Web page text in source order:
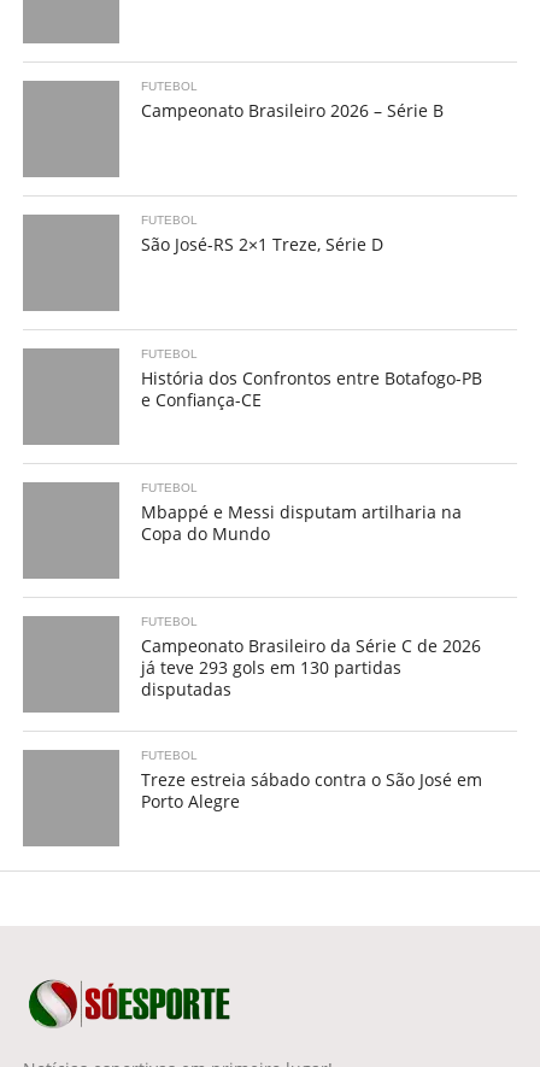
FUTEBOL
Campeonato Brasileiro 2026 – Série B
FUTEBOL
São José-RS 2×1 Treze, Série D
FUTEBOL
História dos Confrontos entre Botafogo-PB
e Confiança-CE
FUTEBOL
Mbappé e Messi disputam artilharia na
Copa do Mundo
FUTEBOL
Campeonato Brasileiro da Série C de 2026
já teve 293 gols em 130 partidas
disputadas
FUTEBOL
Treze estreia sábado contra o São José em
Porto Alegre